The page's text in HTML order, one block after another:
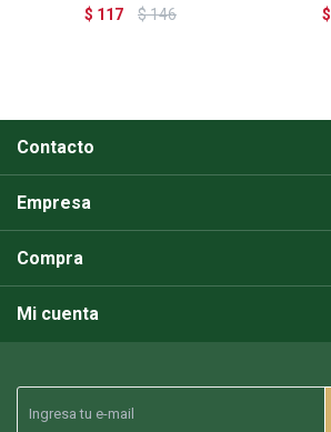
$ 117 $146
$
Contacto
Empresa
Compra
Mi cuenta